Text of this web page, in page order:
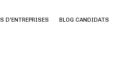
D'ENTREPRISES BLOG CANDIDATS